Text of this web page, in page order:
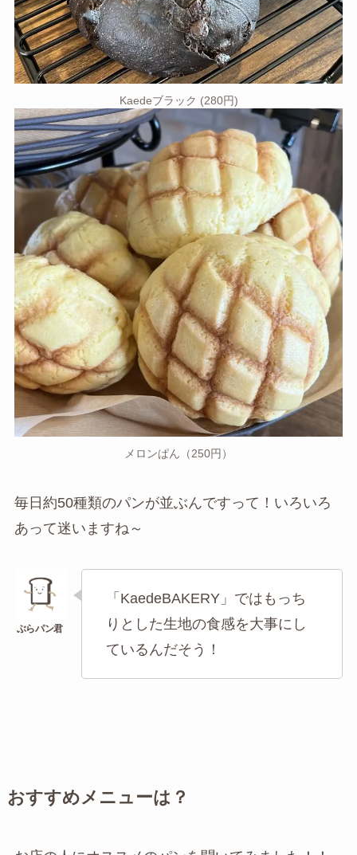
Kaedeブラック (280円)
メロンぱん（250円）
毎日約50種類のパンが並ぶんですって！いろいろ
あって迷いますね～
「KaedeBAKERY」ではもっち
りとした生地の食感を大事にし
ているんだそう！
おすすめメニューは？